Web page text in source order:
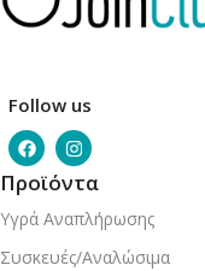
Follow us
Προϊόντα
Υγρά Αναπλήρωσης
Συσκευές/Αναλώσιμα